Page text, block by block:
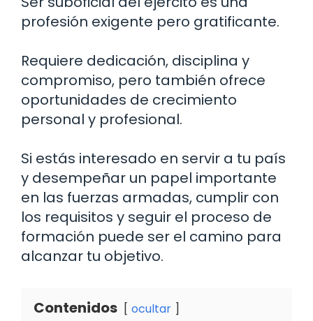
profesión exigente pero gratificante.
Requiere dedicación, disciplina y
compromiso, pero también ofrece
oportunidades de crecimiento
personal y profesional.
Si estás interesado en servir a tu país
y desempeñar un papel importante
en las fuerzas armadas, cumplir con
los requisitos y seguir el proceso de
formación puede ser el camino para
alcanzar tu objetivo.
Contenidos ocultar